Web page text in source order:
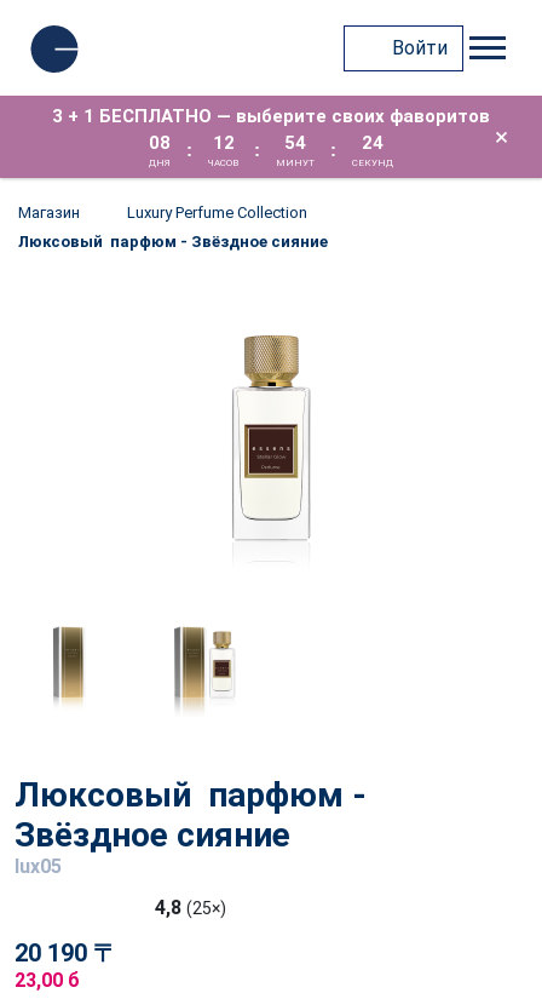
Войти
3 + 1 БЕСПЛАТНО — выберите своих фаворитов
08
ДНЯ
: 12
ЧАСОВ
: 54
МИНУТ
: 24
СЕКУНД
×
Магазин
Luxury Perfume Collection
Люксовый парфюм - Звёздное сияние
Люксовый парфюм -
Звёздное сияние
lux05
4,8 (25×)
20 190 〒
23,00 б